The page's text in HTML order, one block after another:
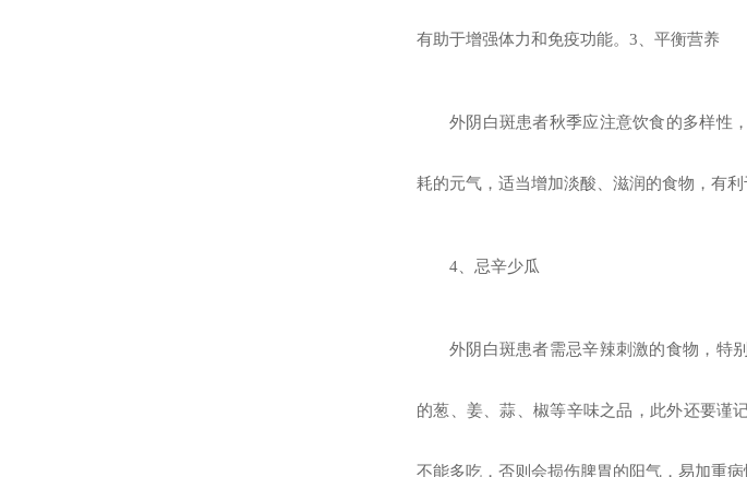
有助于增强体力和免疫功能。3、平衡营养
外阴白斑患者秋季应注意饮食的多样性
耗的元气，适当增加淡酸、滋润的食物，有利
4、忌辛少瓜
外阴白斑患者需忌辛辣刺激的食物，特
的葱、姜、蒜、椒等辛味之品，此外还要谨
不能多吃，否则会损伤脾胃的阳气，易加重病